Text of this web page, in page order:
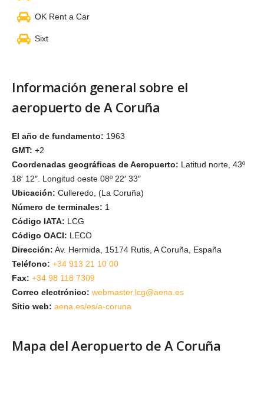
OK Rent a Car
Sixt
Información general sobre el
aeropuerto de A Coruña
El año de fundamento: 1963
GMT: +2
Coordenadas geográficas de Aeropuerto: Latitud norte, 43º
18′ 12″. Longitud oeste 08º 22′ 33″
Ubicación: Culleredo, (La Coruña)
Número de terminales: 1
Código IATA: LCG
Código OACI: LECO
Dirección: Av. Hermida, 15174 Rutis, A Coruña, España
Teléfono: +34 913 21 10 00
Fax: +34 98 118 7309
Correo electrónico: webmaster.lcg@aena.es
Sitio web: aena.es/es/a-coruna
Mapa del Aeropuerto de A Coruña